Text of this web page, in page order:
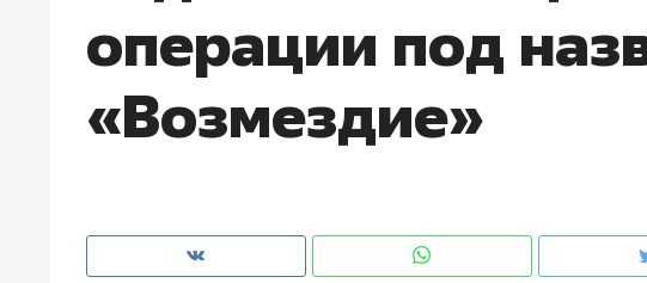
операции под
«Возмездие»
чем интересен Оман?
клиентах